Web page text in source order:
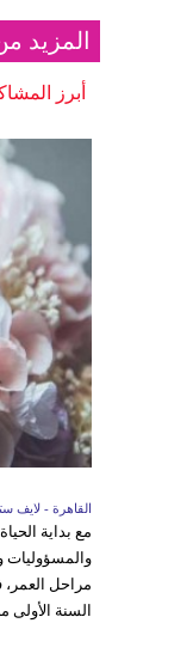
المزيد
أبرز
القاهرة - لايف
مع بداية
والمسؤوليات
مراحل
السنة الأولى